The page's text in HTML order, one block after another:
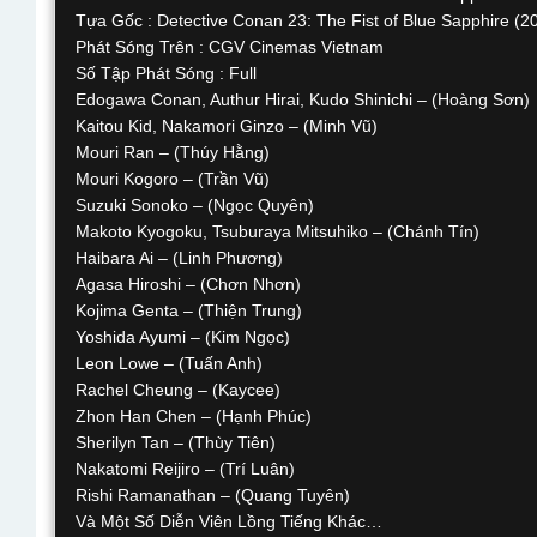
Tựa Gốc : Detective Conan 23: The Fist of Blue Sapphire
Phát Sóng Trên : CGV Cinemas Vietnam
Số Tập Phát Sóng : Full
Edogawa Conan, Authur Hirai, Kudo Shinichi – (Hoàng Sơn)
Kaitou Kid, Nakamori Ginzo – (Minh Vũ)
Mouri Ran – (Thúy Hằng)
Mouri Kogoro – (Trần Vũ)
Suzuki Sonoko – (Ngọc Quyên)
Makoto Kyogoku, Tsuburaya Mitsuhiko – (Chánh Tín)
Haibara Ai – (Linh Phương)
Agasa Hiroshi – (Chơn Nhơn)
Kojima Genta – (Thiện Trung)
Yoshida Ayumi – (Kim Ngọc)
Leon Lowe – (Tuấn Anh)
Rachel Cheung – (Kaycee)
Zhon Han Chen – (Hạnh Phúc)
Sherilyn Tan – (Thùy Tiên)
Nakatomi Reijiro – (Trí Luân)
Rishi Ramanathan – (Quang Tuyên)
Và Một Số Diễn Viên Lồng Tiếng Khác…